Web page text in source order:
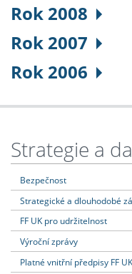
Rok 2008
Rok 2007
Rok 2006
Strategie a
Bezpečnost
Strategické a dlouhodobé
FF UK pro udržitelnost
Výroční zprávy
Platné vnitřní předpisy FF UK